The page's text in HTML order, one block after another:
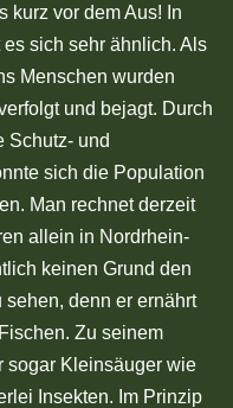
kurz vor dem Aus! In
sich sehr ähnlich. Als
Menschen wurden
und bejagt. Durch
Schutz- und
sich die Population
Man rechnet derzeit
allein in Nordrhein-
keinen Grund den
denn er ernährt
Zu seinem
sogar Kleinsäuger wie
Insekten. Im Prinzip